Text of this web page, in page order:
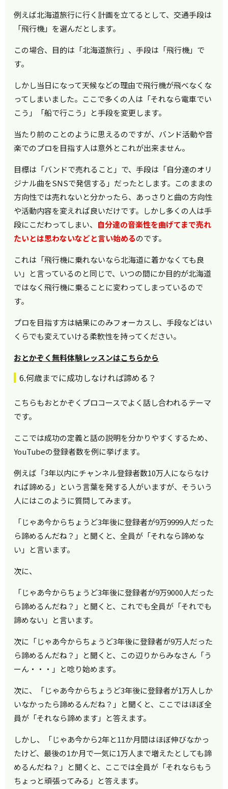
例えば北海道旅行に行く計画を立てるとして、交通手段は
「飛行機」を選んだとします。
この場合、目的は「北海道旅行」、手段は「飛行機」で
す。
しかし当日になって天候などの理由で飛行機が飛べなくな
ってしまいました。ここで多くの人は「それなら電車でい
こう」「船で行こう」と手段を変更します。
当たり前のことのように思えるのですが、バンド活動や音
楽でのプロを目指す人は意外とこれが出来ません。
目標は「バンドで売れること」で、手段は「自分達のオリ
ジナル曲をSNSで発信する」だったとします。このままの
方向性では売れないと分かったら、あっさりと曲の方向性
や活動内容を変えれば良いだけです。しかし多くの人は手
段にこだわってしまい、 自分達の音楽性を曲げてまで売れ
たいとは思わないなどと言い始めるのです。
これは「飛行機に乗れないなら北海道に着かなくても良
い」と言っているのと同じで、いつの間にか目的が北海道
ではなく飛行機に乗ることに変わってしまっているので
す。
プロを目指す方は結果にのみフォーカスし、手段などはい
くらでも変えていける柔軟性を持ってください。
おとかぞく無料体験レッスンはこちらから
6.何歳までに成功しなければ諦める？
こちらもおとかぞくプロコースでよく話し合われるテーマ
です。
ここでは成功の定義と話の説明を分かりやすくするため、
YouTubeの登録者数を例に挙げます。
例えば「3年以内にチャンネル登録者数10万人にならなけ
れば諦める」という言葉を発する人がいますが、そういう
人にはこのように質問してみます。
「じゃあ今からちょうど3年後に登録者が9万9999人だった
ら諦めるんだね？」と聞くと、全員が「それなら諦めな
い」と言います。
次に、
「じゃあ今からちょうど3年後に登録者が9万9000人だった
ら諦めるんだね？」と聞くと、これでも全員が「それでも
諦めない」と言います。
次に「じゃあ今からちょうど3年後に登録者が9万人だった
ら諦めるんだね？」と聞くと、この辺りからみなさん「う
ーん・・・」と唸り始めます。
次に、「じゃあ今からちょうど3年後に登録者が1万人しか
いなかったら諦めるんだね？」と聞くと、ここではほぼ全
員が「それなら諦めます」と答えます。
しかし、「じゃあ今から2年と11か月間はほぼ伸びなかっ
たけど、最後の1か月で一気に1万人まで増えたとしても諦
めるんだね？」と聞くと、ここでは全員が「それならもう
ちょっと頑張ってみる」と答えます。